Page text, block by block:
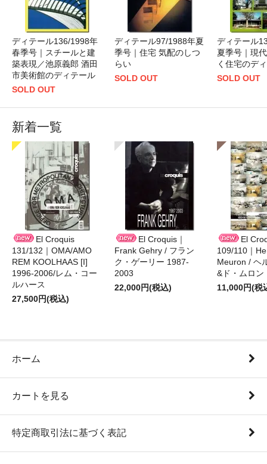
ディテール136/1998年
春季号｜スチールと建
築表現／池原義郎 酒田
市美術館のディテール
SOLD OUT
ディテール97/1988年夏
季号｜住宅 気配のしつ
らい
SOLD OUT
ディテール
夏季号｜現
く住宅のデ
SOLD OUT
新着一覧
El Croquis
131/132｜OMA/AMO
REM KOOLHAAS [I]
1996-2006/レム・コー
ルハース
27,500円(税込)
El Croquis｜
Frank Gehry / フラン
ク・ゲーリー 1987-
2003
22,000円(税込)
El
109/110｜
Meuron / ヘ
&ド・ムロ
11,000円(税
ホーム
カートを見る
特定商取引法に基づく表記